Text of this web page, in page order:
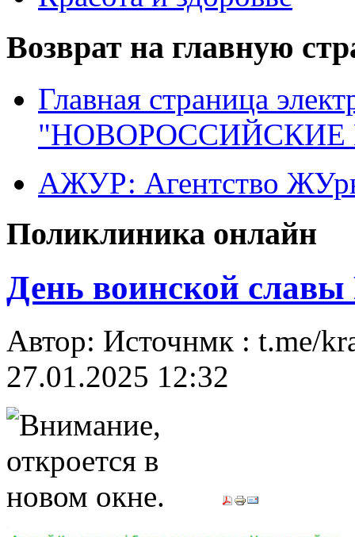
Возврат на главную
Главная страница
"НОВОРОССИЙСКИЕ
АЖУР: Агентство
Поликлиника онлайн
День воинской славы
Автор: Источнмк : t.me/
27.01.2025 12:32